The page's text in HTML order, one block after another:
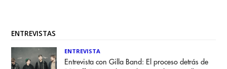
ENTREVISTAS
ENTREVISTA
Entrevista con Gilla Band: El proceso detrás de